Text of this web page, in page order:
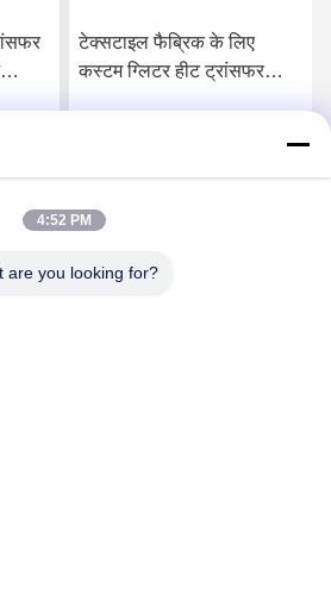
करें
टेक्सटाइल फैब्रिक के लिए
कस्टम ग्लिटर हीट ट्रांसफर
4:52 PM
are you looking for?